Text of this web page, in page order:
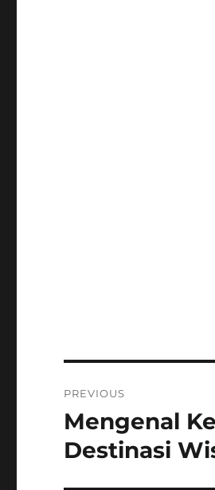
navigation
PREVIOUS
Previous
post:
Mengenal
Destinasi